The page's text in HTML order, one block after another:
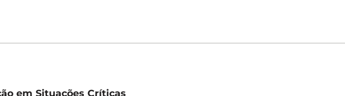
em Situações Críticas